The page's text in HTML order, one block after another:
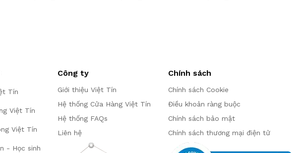
Tín
Việt Tín
Việt Tín
- Học sinh
Công ty
Giới thiệu Việt Tín
Hệ thống Cửa Hàng Việt Tín
Hệ thống FAQs
Liên hệ
Chính sách
Chính sách Cookie
Điều khoản ràng buộc
Chính sách bảo mật
Chính sách thương mại điện tử